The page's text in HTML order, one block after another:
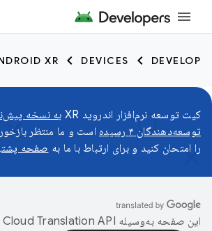
DEVELOP
DEVICES
XR
کیت توسعه نرم‌افزار اندروید XR
به نسخه
توسعه‌دهندگان ۴ رسیده
است و ما منتظر
را امتحان کنید و برای ارتباط با ما به صفحه
این صفحه به‌وسیله